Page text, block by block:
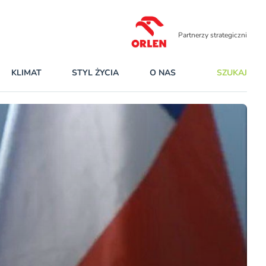
Partnerzy strategiczni
KLIMAT STYL ŻYCIA O NAS SZUKAJ